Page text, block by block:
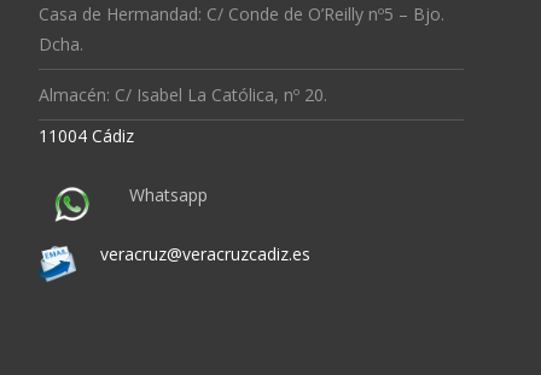
Casa de Hermandad: C/ Conde de O’Reilly nº5 – Bjo.
Dcha.
Almacén: C/ Isabel La Católica, nº 20.
11004 Cádiz
Whatsapp
veracruz@veracruzcadiz.es